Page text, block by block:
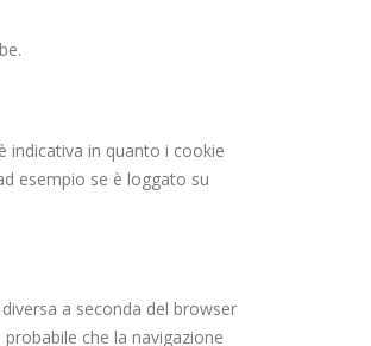
indicativa in quanto i cookie
esempio se è loggato su
a seconda del browser
che la navigazione